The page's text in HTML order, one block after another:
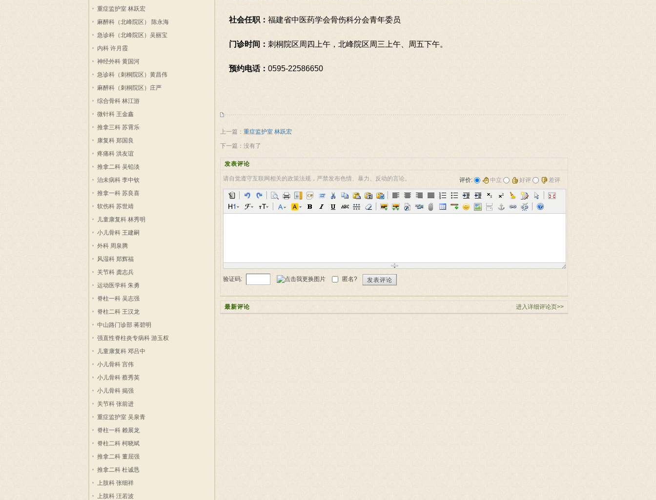
社会任职： 福建省中医药学会骨伤科分会青年委员
门诊时间： 刺桐院区周四上午，北峰院区周三上午、周五下午。
预约电话： 0595-22586650
上一篇： 重症监护室 林跃宏
下一篇：没有了
发表评论
请自觉遵守互联网相关的政策法规，严禁发布色情、暴力、反动的言论。 评价: 中立 好评 差评
验证码: 匿名? 发表评论
最新评论 进入详细评论页>>
重症监护室 林跃宏
麻醉科（北峰院区） 陈永海
急诊科（北峰院区）吴丽宝
内科 许月霞
神经外科 黄国河
急诊科（刺桐院区）黄昌伟
麻醉科（刺桐院区）庄严
综合骨科 林江游
微针科 王金鑫
推拿三科 苏霄乐
康复科 郑国良
疼痛科 洪友谊
推拿二科 吴铅淡
治未病科 李中钦
推拿一科 苏良喜
软伤科 苏世靖
儿童康复科 林秀明
小儿骨科 王建嗣
外科 周泉腾
风湿科 郑辉福
关节科 龚志兵
运动医学科 朱勇
脊柱一科 吴志强
脊柱二科 王汉龙
中山路门诊部 蒋碧明
强直性脊柱炎专病科 游玉权
儿童康复科 邓吕中
小儿骨科 宫伟
小儿骨科 蔡秀英
小儿骨科 揭强
关节科 张前进
重症监护室 吴泉青
脊柱一科 赖展龙
脊柱二科 柯晓斌
推拿二科 董屈强
推拿二科 杜诚恳
上肢科 张细祥
上肢科 汪若波